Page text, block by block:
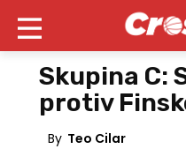
Skupina C:
protiv
By Teo Cilar